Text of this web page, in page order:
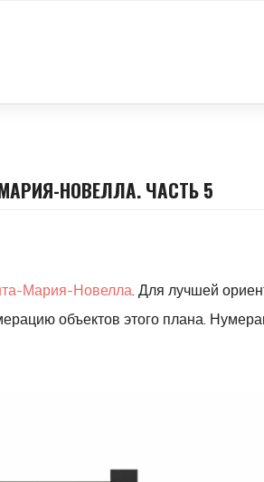
НОВЕЛЛА. ЧАСТЬ 5
Мария-Новелла . Для лучшей
объектов этого плана.